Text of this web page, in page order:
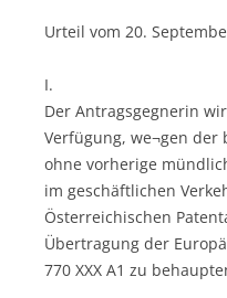
Urteil vom 20.
I.
Der Antragsgegnerin
Verfügung, we¬gen
ohne vorherige
im geschäftlichen
Österreichischen
Übertragung der
770 XXX A1 zu